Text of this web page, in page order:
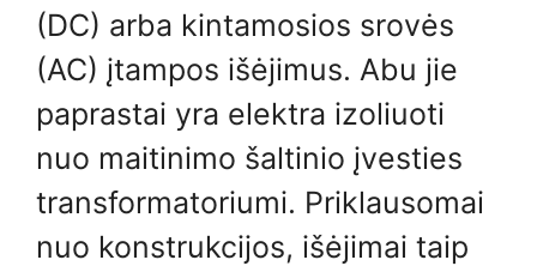
(DC) arba kintamosios srovės
(AC) įtampos išėjimus. Abu jie
paprastai yra elektra izoliuoti
nuo maitinimo šaltinio įvesties
transformatoriumi. Priklausomai
nuo konstrukcijos, išėjimai taip